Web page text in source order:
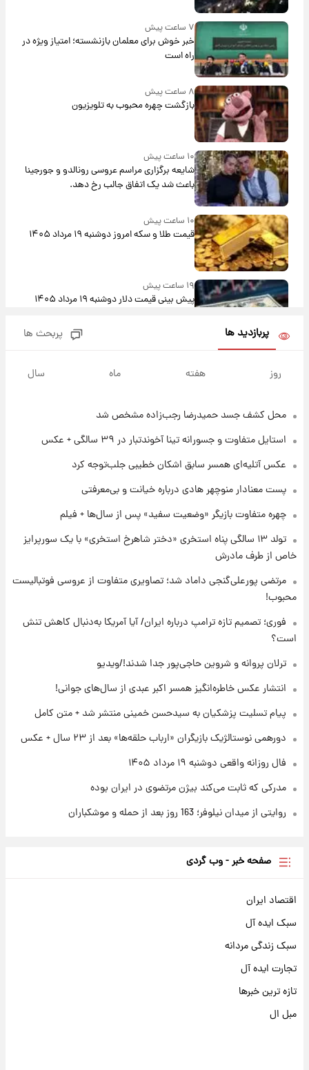
۷ ساعت پیش
خبر خوش برای معلمان بازنشسته؛ امتیاز ویژه در
راه است
۸ ساعت پیش
بازگشت چهره محبوب به تلویزیون
۱۰ ساعت پیش
شایعه برگزاری مراسم عروسی رونالدو و جورجینا
باعث شد یک اتفاق جالب رخ دهد.
۱۰ ساعت پیش
قیمت طلا و سکه امروز دوشنبه ۱۹ مرداد ۱۴۰۵
۱۹ ساعت پیش
پیش‌ بینی قیمت دلار دوشنبه ۱۹ مرداد ۱۴۰۵
۱۶ ساعت پیش
فال روزانه واقعی دوشنبه ۱۹ مرداد ۱۴۰۵
۲۳ ساعت پیش
قیمت دلار، یورو و سایر ارزها امروز ۱۸ مردادماه
پربازدید ها پربحث ها
روز هفته ماه سال
محل کشف جسد حمیدرضا رجب‌زاده مشخص شد
استایل متفاوت و جسورانه تینا آخوندتبار در ۳۹ سالگی + عکس
عکس‌ آتلیه‌ای همسر سابق اشکان خطیبی جلب‌توجه کرد
پست معنادار منوچهر هادی درباره خیانت و بی‌معرفتی
چهره متفاوت بازیگر «وضعیت سفید» پس از سال‌ها + فیلم
تولد ۱۳ سالگی پناه استخری «دختر شاهرخ استخری» با یک سورپرایز
خاص از طرف مادرش
مرتضی پورعلی‌گنجی داماد شد؛ تصاویری متفاوت از عروسی فوتبالیست
محبوب!
فوری؛ تصمیم تازه ترامپ درباره ایران/ آیا آمریکا به‌دنبال کاهش تنش
است؟
ترلان پروانه و شروین حاجی‌پور جدا شدند!/ویدیو
انتشار عکس خاطره‌انگیز همسر اکبر عبدی از سال‌های جوانی!
پیام تسلیت پزشکیان به سیدحسن خمینی منتشر شد + متن کامل
دورهمی نوستالژیک بازیگران «ارباب حلقه‌ها» بعد از ۲۳ سال + عکس
فال روزانه واقعی دوشنبه ۱۹ مرداد ۱۴۰۵
مدرکی که ثابت می‌کند بیژن مرتضوی در ایران بوده
روایتی از میدان نیلوفر؛ 163 روز بعد از حمله و موشکباران
صفحه خبر - وب گردی
اقتصاد ایران
سبک ایده آل
سبک زندگی مردانه
تجارت ایده آل
تازه ترین خبرها
مبل ال